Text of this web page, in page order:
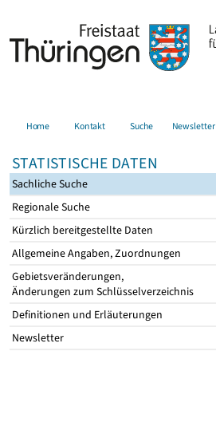
Home Kontakt Suche Newsletter
STATISTISCHE DATEN
Sachliche Suche
Regionale Suche
Kürzlich bereitgestellte Daten
Allgemeine Angaben, Zuordnungen
Gebietsveränderungen,
Änderungen zum Schlüsselverzeichnis
Definitionen und Erläuterungen
Newsletter